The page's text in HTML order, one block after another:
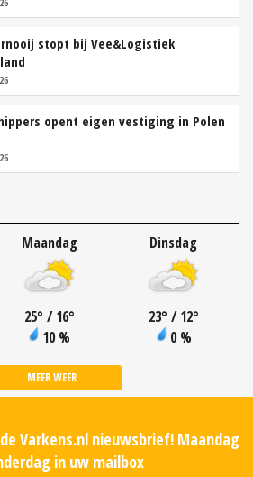
stopt bij Vee&Logistiek
opent eigen vestiging in Polen
Maandag
25° / 16°
10 %
Dinsdag
23° / 12°
0 %
MEER WEER
Varkens.nl nieuwsbrief! Maandag
in uw mailbox